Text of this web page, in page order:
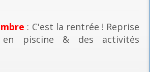
: C'est la rentrée ! Reprise
piscine & des activités